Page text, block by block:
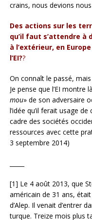
crains, nous devions
Des actions sur les
qu’il faut s’attendre à
à l’extérieur, en
l’EI??
On connaît le passé, mais
Je pense que l’EI montre
mou» de son adversaire
l’idée qu’il ferait usage
cadre des sociétés
ressources avec cette
3 septembre 2014)
[1] Le 4 août 2013, que
américain de 31 ans,
d’Alep. Il venait d’entrer
turque. Treize mois plus